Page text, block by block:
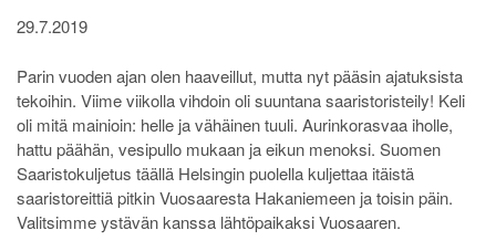
29.7.2019
Parin vuoden ajan olen haaveillut, mutta nyt pääsin ajatuksista
tekoihin. Viime viikolla vihdoin oli suuntana saaristoristeily! Keli
oli mitä mainioin: helle ja vähäinen tuuli. Aurinkorasvaa iholle,
hattu päähän, vesipullo mukaan ja eikun menoksi. Suomen
Saaristokuljetus täällä Helsingin puolella kuljettaa itäistä
saaristoreittiä pitkin Vuosaaresta Hakaniemeen ja toisin päin.
Valitsimme ystävän kanssa lähtöpaikaksi Vuosaaren.